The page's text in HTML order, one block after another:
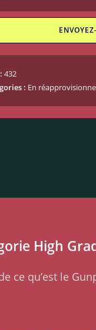
432
: En
High
ce qu’est le